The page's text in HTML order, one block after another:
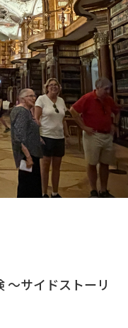
～サイドストーリ